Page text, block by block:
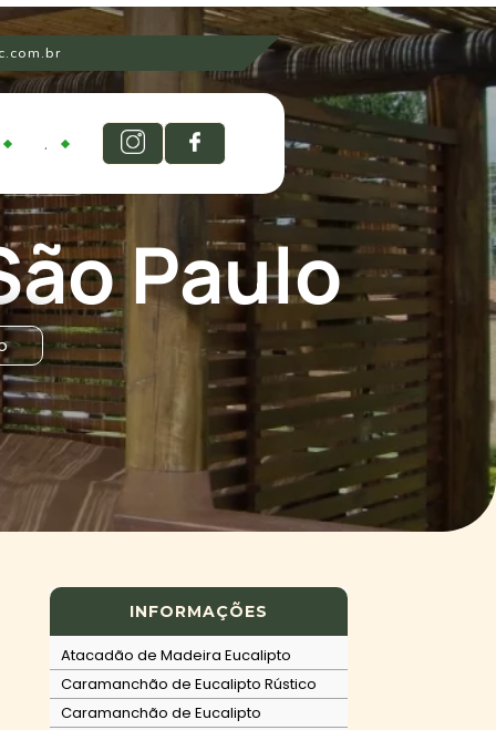
.
Paulo
INFORMAÇÕES
Atacadão de Madeira Eucalipto
Caramanchão de Eucalipto Rústico
Caramanchão de Eucalipto